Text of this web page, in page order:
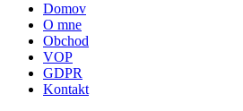
Domov
O mne
Obchod
VOP
GDPR
Kontakt